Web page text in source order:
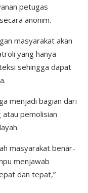
petugas
anonim.
masyarakat akan
yang hanya
sehingga dapat
menjadi bagian dari
pemolisian
masyarakat benar-
menjawab
dan tepat,”